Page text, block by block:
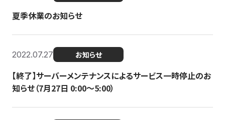
夏季休業のお知らせ
2022.07.27 お知らせ
【終了】サーバーメンテナンスによるサービス一時停止のお
知らせ（7月27日 0:00〜5:00）